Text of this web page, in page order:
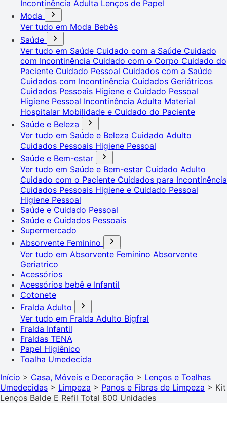
Incontinência Adulta Lenços de Papel
Moda
Ver tudo em Moda Bebês
Saúde
Ver tudo em Saúde Cuidado com a Saúde Cuidado
com Incontinência Cuidado com o Corpo Cuidado do
Paciente Cuidado Pessoal Cuidados com a Saúde
Cuidados com Incontinência Cuidados Geriátricos
Cuidados Pessoais Higiene e Cuidado Pessoal
Higiene Pessoal Incontinência Adulta Material
Hospitalar Mobilidade e Cuidado do Paciente
Saúde e Beleza
Ver tudo em Saúde e Beleza Cuidado Adulto
Cuidados Pessoais Higiene Pessoal
Saúde e Bem-estar
Ver tudo em Saúde e Bem-estar Cuidado Adulto
Cuidado com o Paciente Cuidados para Incontinência
Cuidados Pessoais Higiene e Cuidado Pessoal
Higiene Pessoal
Saúde e Cuidado Pessoal
Saúde e Cuidados Pessoais
Supermercado
Absorvente Feminino
Ver tudo em Absorvente Feminino Absorvente
Geriatrico
Acessórios
Acessórios bebê e Infantil
Cotonete
Fralda Adulto
Ver tudo em Fralda Adulto Bigfral
Fralda Infantil
Fraldas TENA
Papel Higiênico
Toalha Umedecida
Início > Casa, Móveis e Decoração > Lenços e Toalhas
Umedecidas > Limpeza > Panos e Fibras de Limpeza > Kit
Lenços Balde E Refil Total 800 Unidades